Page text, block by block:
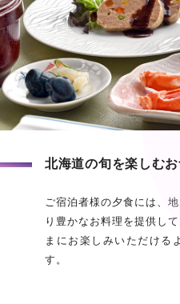
北海道の旬を楽しむ
ご宿泊者様の夕食には、
り豊かなお料理を提供し
まにお楽しみいただける
す。